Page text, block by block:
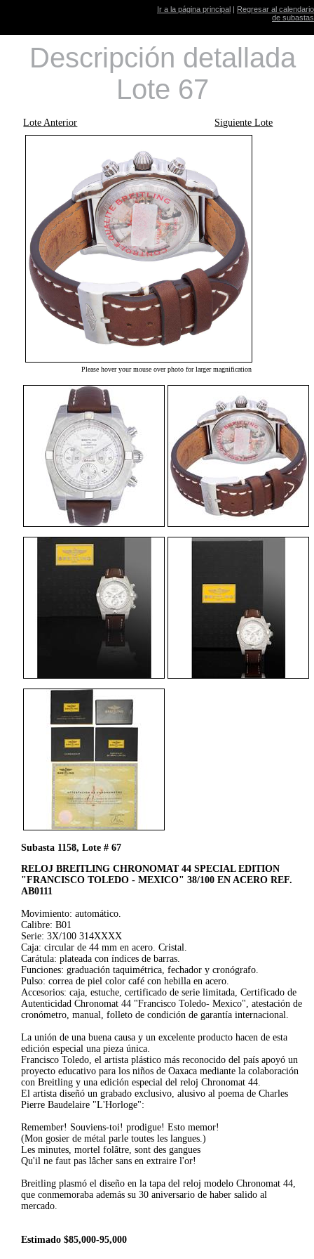
Ir a la página principal | Regresar al calendario
de subastas
Descripción detallada
Lote 67
Lote Anterior Siguiente Lote
Please hover your mouse over photo for larger magnification
Subasta 1158, Lote # 67
RELOJ BREITLING CHRONOMAT 44 SPECIAL EDITION
"FRANCISCO TOLEDO - MEXICO" 38/100 EN ACERO REF.
AB0111
Movimiento: automático.
Calibre: B01
Serie: 3X/100 314XXXX
Caja: circular de 44 mm en acero. Cristal.
Carátula: plateada con índices de barras.
Funciones: graduación taquimétrica, fechador y cronógrafo.
Pulso: correa de piel color café con hebilla en acero.
Accesorios: caja, estuche, certificado de serie limitada, Certificado de
Autenticidad Chronomat 44 "Francisco Toledo- Mexico", atestación de
cronómetro, manual, folleto de condición de garantía internacional.
La unión de una buena causa y un excelente producto hacen de esta
edición especial una pieza única.
Francisco Toledo, el artista plástico más reconocido del país apoyó un
proyecto educativo para los niños de Oaxaca mediante la colaboración
con Breitling y una edición especial del reloj Chronomat 44.
El artista diseñó un grabado exclusivo, alusivo al poema de Charles
Pierre Baudelaire "L'Horloge":
Remember! Souviens-toi! prodigue! Esto memor!
(Mon gosier de métal parle toutes les langues.)
Les minutes, mortel folâtre, sont des gangues
Qu'il ne faut pas lâcher sans en extraire l'or!
Breitling plasmó el diseño en la tapa del reloj modelo Chronomat 44,
que conmemoraba además su 30 aniversario de haber salido al
mercado.
Estimado $85,000-95,000